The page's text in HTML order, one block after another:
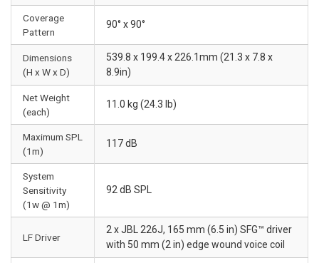
Coverage
Pattern
90° x 90°
Dimensions
(H x W x D)
539.8 x 199.4 x 226.1mm (21.3 x 7.8 x
8.9in)
Net Weight
(each)
11.0 kg (24.3 lb)
Maximum SPL
(1m)
117 dB
System
Sensitivity
(1w @ 1m)
92 dB SPL
LF Driver
2 x JBL 226J, 165 mm (6.5 in) SFG™ driver
with 50 mm (2 in) edge wound voice coil